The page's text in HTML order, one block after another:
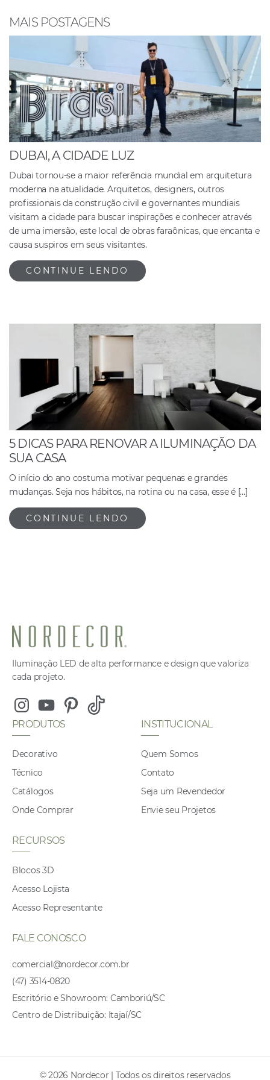
o
k
p
MAIS POSTAGENS
DUBAI, A CIDADE LUZ
Dubai tornou-se a maior referência mundial em arquitetura
moderna na atualidade. Arquitetos, designers, outros
profissionais da construção civil e governantes mundiais
visitam a cidade para buscar inspirações e conhecer através
de uma imersão, este local de obras faraônicas, que encanta e
causa suspiros em seus visitantes.
CONTINUE LENDO
5 DICAS PARA RENOVAR A ILUMINAÇÃO DA
SUA CASA
O início do ano costuma motivar pequenas e grandes
mudanças. Seja nos hábitos, na rotina ou na casa, esse é […]
CONTINUE LENDO
Iluminação LED de alta performance e design que valoriza
cada projeto.
InstagramYoutubePinterest
Tiktok
PRODUTOS
Decorativo
Técnico
Catálogos
Onde Comprar
INSTITUCIONAL
Quem Somos
Contato
Seja um Revendedor
Envie seu Projetos
RECURSOS
Blocos 3D
Acesso Lojista
Acesso Representante
FALE CONOSCO
comercial@nordecor.com.br
(47) 3514-0820
Escritório e Showroom: Camboriú/SC
Centro de Distribuição: Itajaí/SC
© 2026 Nordecor | Todos os direitos reservados